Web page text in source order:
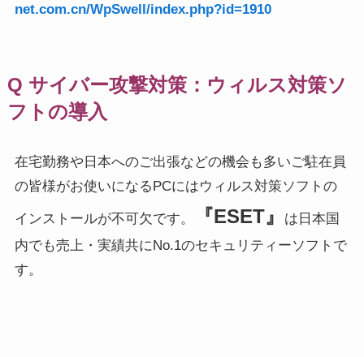
net.com.cn/WpSwell/index.php?id=1910
Q サイバー攻撃対策：ウィルス対策ソ
フトの導入
在宅勤務や日本へのご出張などの機会も多いご駐在員
の皆様がお使いになるPCにはウィルス対策ソフトの
インストールが不可欠です。 『ESET』
は日本国
内でも売上・実績共にNo.1のセキュリティーソフトで
す。